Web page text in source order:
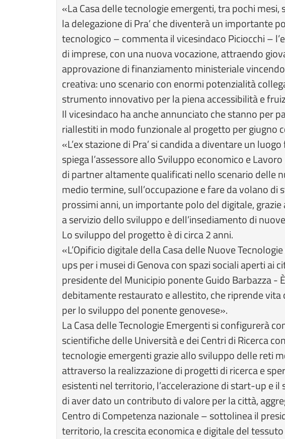
«La Casa delle tecnologie emergenti, tra pochi
la delegazione di Pra’ che diventerà un importante
tecnologico – commenta il vicesindaco Piciocchi –
di imprese, con una nuova vocazione, attraendo
approvazione di finanziamento ministeriale
creativa: uno scenario con enormi potenzialità
strumento innovativo per la piena accessibilità e
Il vicesindaco ha anche annunciato che stanno per
riallestiti in modo funzionale al progetto per giugno
«L’ex stazione di Pra’ si candida a diventare un
spiega l’assessore allo Sviluppo economico e
di partner altamente qualificati nello scenario delle
medio termine, sull’occupazione e fare da volano
prossimi anni, un importante polo del digitale,
a servizio dello sviluppo e dell’insediamento di
Lo sviluppo del progetto è di circa 2 anni.
«L’Opificio digitale della Casa delle Nuove
ups per i musei di Genova con spazi sociali aperti ai
presidente del Municipio ponente Guido Barbazza -
debitamente restaurato e allestito, che riprende
per lo sviluppo del ponente genovese».
La Casa delle Tecnologie Emergenti si configurerà
scientifiche delle Università e dei Centri di Ricerca
tecnologie emergenti grazie allo sviluppo delle reti
attraverso la realizzazione di progetti di ricerca e
esistenti nel territorio, l’accelerazione di start-up e
di aver dato un contributo di valore per la città,
Centro di Competenza nazionale – sottolinea il
territorio, la crescita economica e digitale del